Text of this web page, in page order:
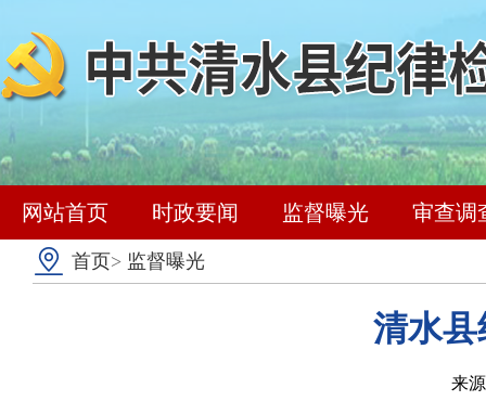
网站首页 时政要闻 监督曝光 审查调
首页> 监督曝光
清水县
来